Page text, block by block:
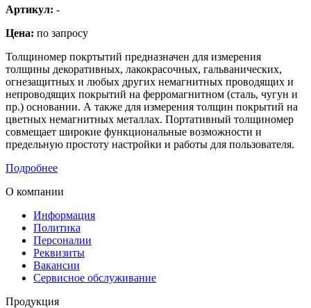
Артикул: -
Цена: по запросу
Толщиномер покртытий предназначен для измерения
толщины декоративных, лакокрасочных, гальванических,
огнезащитных и любых других немагнитных проводящих и
непроводящих покрытий на ферромагнитном (сталь, чугун и
пр.) основании. А также для измерения толщин покрытий на
цветных немагнитных металлах. Портативный толщиномер
совмещает широкие функциональные возможности и
предельную простоту настройки и работы для пользователя.
Подробнее
О компании
Информация
Политика
Персоналии
Реквизиты
Вакансии
Сервисное обслуживание
Продукция